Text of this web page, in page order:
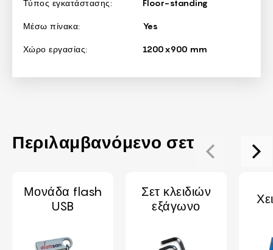
Τύπος εγκατάστασης: Floor-standing
Μέσω πίνακα: Yes
Χώρο εργασίας: 1200x900 mm
Περιλαμβανόμενο σετ
Μονάδα flash
USB
Σετ κλειδιών
εξάγωνο